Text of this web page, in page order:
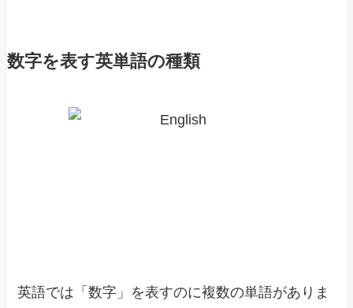
数字を表す英単語の種類
英語では「数字」を表すのに複数の単語がありま